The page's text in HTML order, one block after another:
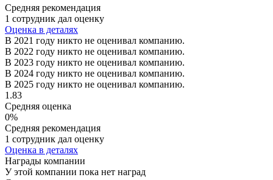
Средняя рекомендация
1 сотрудник дал оценку
Оценка в деталях
В 2021 году никто не оценивал компанию.
В 2022 году никто не оценивал компанию.
В 2023 году никто не оценивал компанию.
В 2024 году никто не оценивал компанию.
В 2025 году никто не оценивал компанию.
1.83
Средняя оценка
0%
Средняя рекомендация
1 сотрудник дал оценку
Оценка в деталях
Награды компании
У этой компании пока нет наград